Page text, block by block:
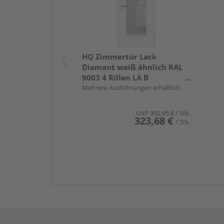
HQ Zimmertür Lack
Diamant weiß ähnlich RAL
9003 4 Rillen LA B
Röhrenspan KK1
Mehrere Ausführungen erhältlich
UVP 392,95 € / Stk.
323,68 € / Stk.